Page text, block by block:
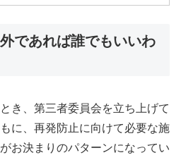
であれば誰でもいいわ
き、第三者委員会を立ち上げて
に、再発防止に向けて必要な施
お決まりのパターンになってい